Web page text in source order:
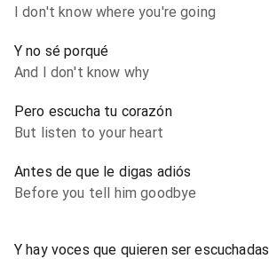
I don't know where you're going
Y no sé porqué
And I don't know why
Pero escucha tu corazón
But listen to your heart
Antes de que le digas adiós
Before you tell him goodbye
Y hay voces que quieren ser escuchadas